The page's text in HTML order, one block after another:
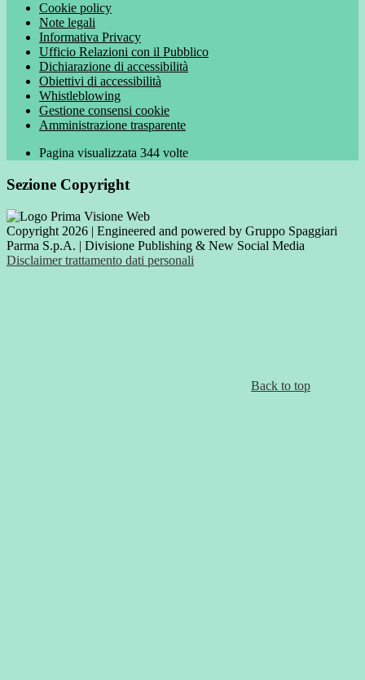
Cookie policy
Note legali
Informativa Privacy
Ufficio Relazioni con il Pubblico
Dichiarazione di accessibilità
Obiettivi di accessibilità
Whistleblowing
Gestione consensi cookie
Amministrazione trasparente
Pagina visualizzata 344 volte
Sezione Copyright
Copyright 2026 | Engineered and powered by Gruppo Spaggiari
Parma S.p.A. | Divisione Publishing & New Social Media
Disclaimer trattamento dati personali
Back to top